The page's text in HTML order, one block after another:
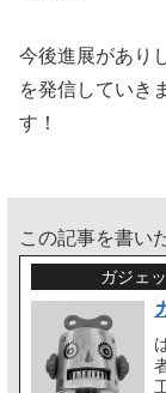
今後進展があり
を発信していき
す！
この記事を書い
ガジェ